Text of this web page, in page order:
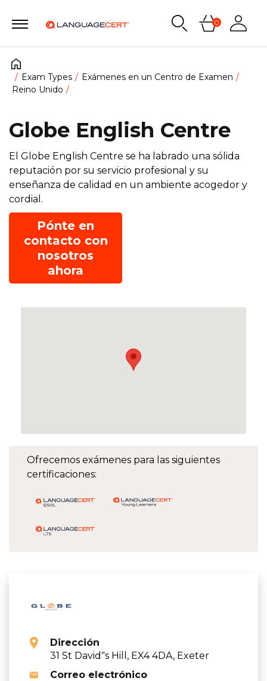
0
Exam Types
Exámenes en un Centro de Examen
Reino Unido
Ofrecemos exámenes para las siguientes
certificaciones:
Dirección
31 St Davidˮs Hill, EX4 4DA, Exeter
Correo electrónico
Globe English Centre
El Globe English Centre se ha labrado una sólida
reputación por su servicio profesional y su
enseñanza de calidad en un ambiente acogedor y
cordial.
Pónte en
contacto con
nosotros
ahora